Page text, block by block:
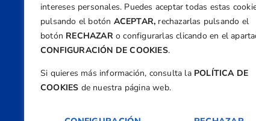
intereses personales. Puedes aceptar todas estas
pulsando el botón ACEPTAR, rechazarlas pulsando el
botón RECHAZARo configurarlas clicando en el
CONFIGURACIÓN DE COOKIES.
Si quieres más información, consulta la POLÍTICA DE
COOKIES de nuestra página web.